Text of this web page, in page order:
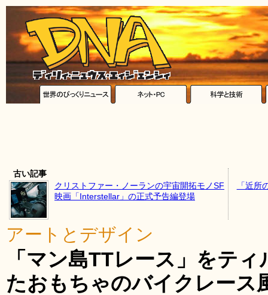
古い記事
クリストファー・ノーランの宇宙開拓モノSF
映画「Interstellar」の正式予告編登場
「近所
アートとデザイン
「マン島TTレース」をテ
たおもちゃのバイクレース